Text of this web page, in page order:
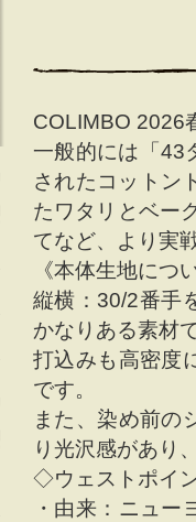
COLIMBO 2026
一般的には「43
されたコットン
たワタリとベー
てなど、より実
《本体生地につ
縦横：30/2番手
かなりある素材
打込みも高密度
です。
また、染め前の
り光沢感があり
◇ウェストポイ
・由来：ニュ